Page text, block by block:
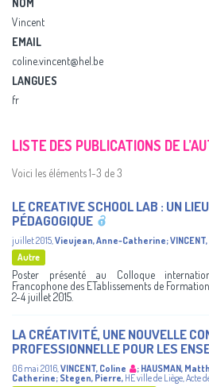
NOM
Vincent
EMAIL
coline.vincent@hel.be
LANGUES
fr
LISTE DES PUBLICATIONS DE
Voici les éléments 1-3 de 3
LE CREATIVE SCHOOL LAB : UN
PÉDAGOGIQUE
juillet 2015,Vieujean, Anne-Catherine;
Autre
Poster présenté au Colloque
Francophone des ETablissements de
2-4 juillet 2015.
LA CRÉATIVITÉ, UNE NOUVELLE
PROFESSIONNELLE POUR LES
06 mai 2016,VINCENT, Coline ; HAUSMAN,
Catherine; Stegen, Pierre, HE ville de Liège,Acte